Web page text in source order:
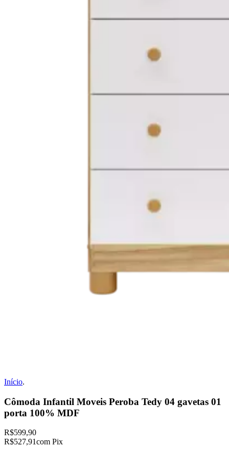
Início.
Cômoda Infantil Moveis Peroba Tedy 04 gavetas 01
porta 100% MDF
R$599,90
R$527,91com Pix